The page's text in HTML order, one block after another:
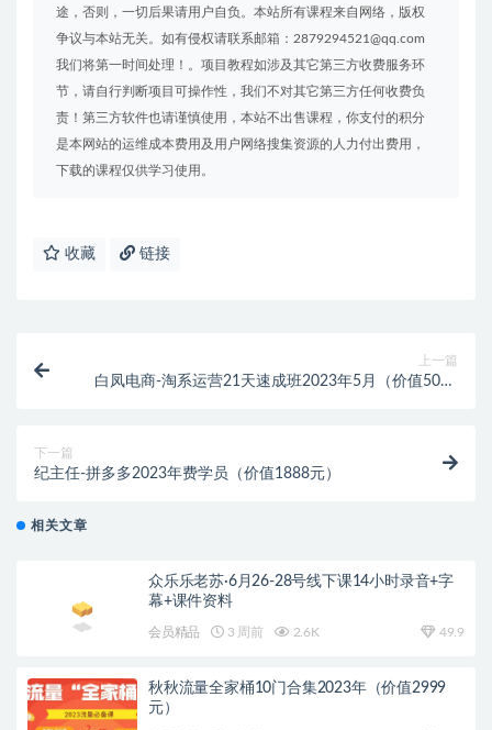
途，否则，一切后果请用户自负。本站所有课程来自网络，版权
争议与本站无关。如有侵权请联系邮箱：2879294521@qq.com
我们将第一时间处理！。项目教程如涉及其它第三方收费服务环
节，请自行判断项目可操作性，我们不对其它第三方任何收费负
责！第三方软件也请谨慎使用，本站不出售课程，你支付的积分
是本网站的运维成本费用及用户网络搜集资源的人力付出费用，
下载的课程仅供学习使用。
收藏 链接
上一篇
白凤电商-淘系运营21天速成班2023年5月（价值5000
下一篇
纪主任-拼多多2023年费学员（价值1888元）
相关文章
众乐乐老苏·6月26-28号线下课14小时录音+字
幕+课件资料
会员精品 3 周前 2.6K 49.9
秋秋流量全家桶10门合集2023年（价值2999
元）